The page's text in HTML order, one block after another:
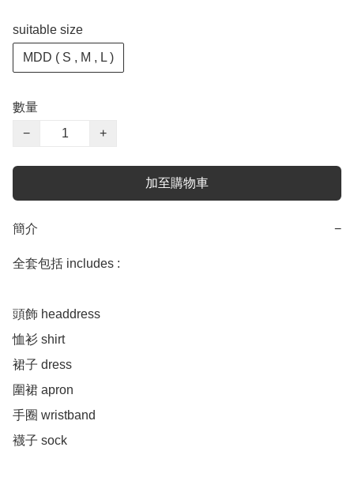
suitable size
MDD ( S , M , L )
數量
−
+
加至購物車
簡介 −
全套包括 includes :
頭飾 headdress
恤衫 shirt
裙子 dress
圍裙 apron
手圈 wristband
襪子 sock